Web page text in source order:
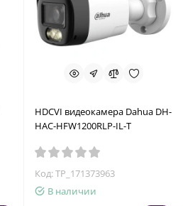
HDCVI видеокамера Dahua DH-
HAC-HFW1200RLP-IL-T
Код: TP_171373963
В наличии